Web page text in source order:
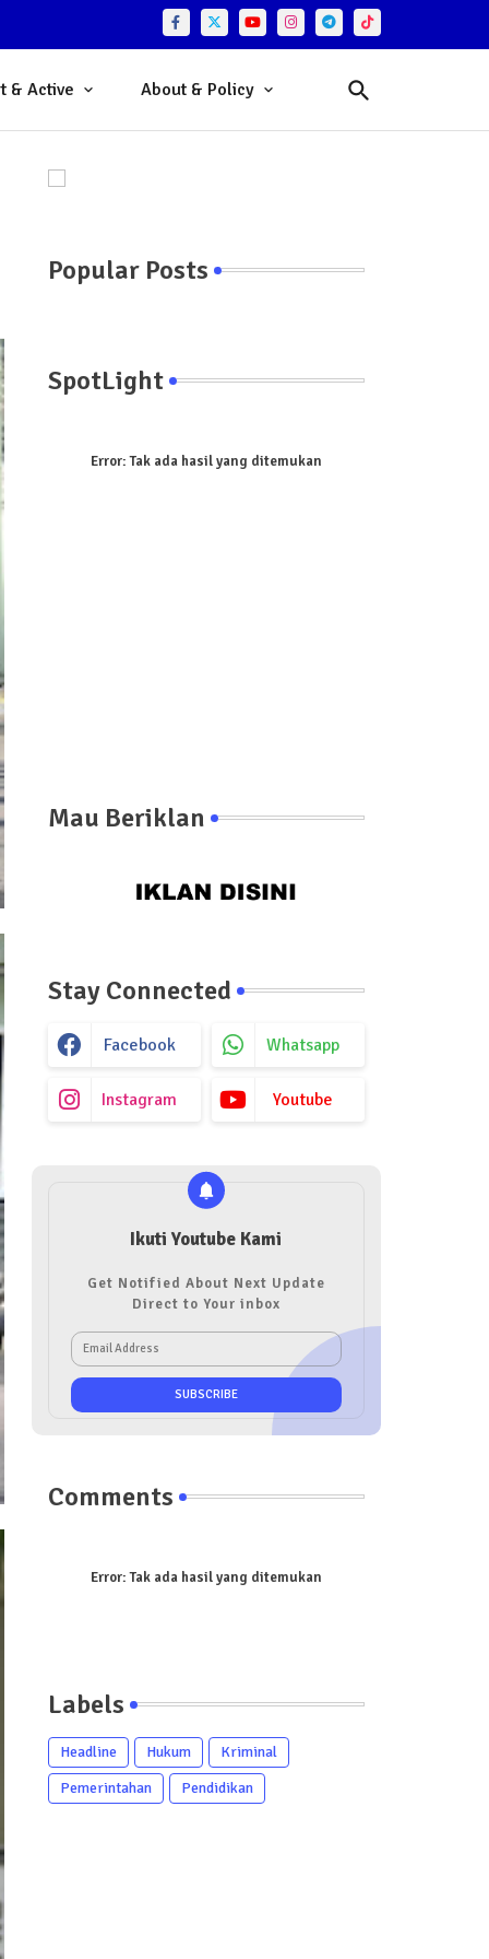
& Active About & Policy
Popular Posts
SpotLight
Error:Tak ada hasil yang ditemukan
Mau Beriklan
Stay Connected
Facebook Whatsapp
Instagram Youtube
Ikuti Youtube Kami
Get Notified About Next Update
Direct to Your inbox
Comments
Error:Tak ada hasil yang ditemukan
Labels
Headline Hukum
Kriminal
Pemerintahan
Pendidikan